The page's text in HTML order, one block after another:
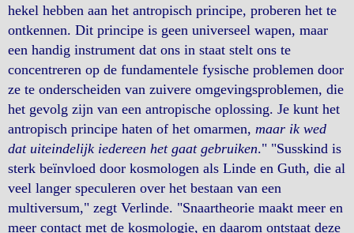
hekel hebben aan het antropisch principe, proberen het te
ontkennen. Dit principe is geen universeel wapen, maar
een handig instrument dat ons in staat stelt ons te
concentreren op de fundamentele fysische problemen door
ze te onderscheiden van zuivere omgevingsproblemen, die
het gevolg zijn van een antropische oplossing. Je kunt het
antropisch principe haten of het omarmen, maar ik wed
dat uiteindelijk iedereen het gaat gebruiken." "Susskind is
sterk beïnvloed door kosmologen als Linde en Guth, die al
veel langer speculeren over het bestaan van een
multiversum," zegt Verlinde. "Snaartheorie maakt meer en
meer contact met de kosmologie, en daarom ontstaat deze